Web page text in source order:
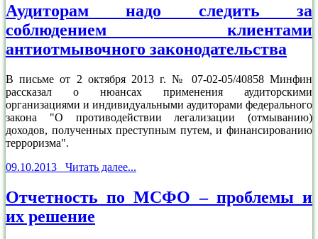
Аудиторам надо следить за
соблюдением клиентами
антиотмывочного законодательства
В письме от 2 октября 2013 г. № 07-02-05/40858 Минфин
рассказал о нюансах применения аудиторскими
организациями и индивидуальными аудиторами федерального
закона "О противодействии легализации (отмыванию)
доходов, полученных преступным путем, и финансированию
терроризма".
09.10.2013 Читать далее...
Отчетность по МСФО – проблемы и
их решение